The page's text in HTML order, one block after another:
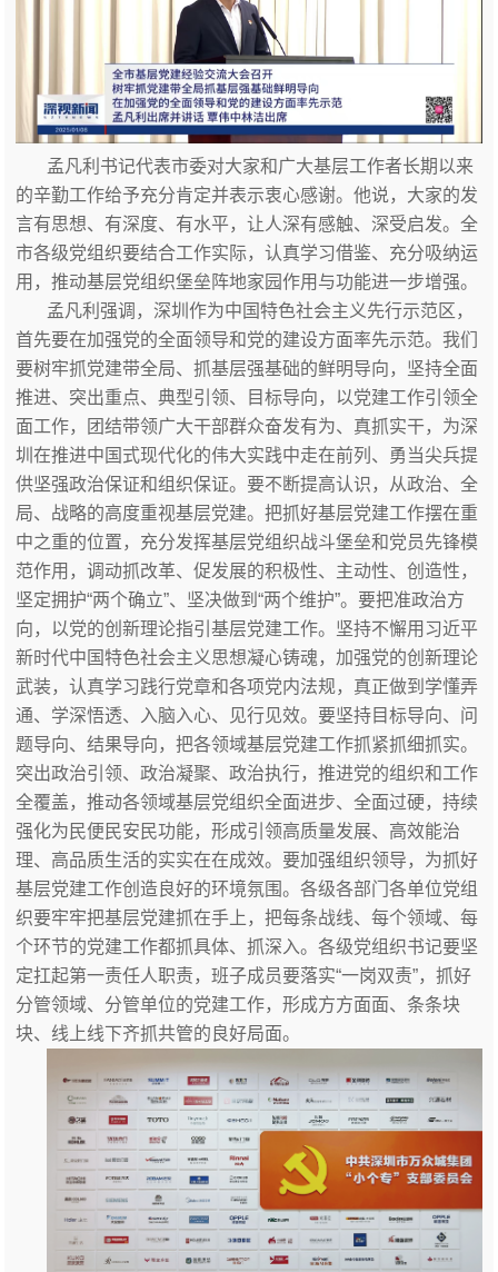
孟凡利书记代表市委对大家和广大基层工作者长期以来
的辛勤工作给予充分肯定并表示衷心感谢。他说，大家的发
言有思想、有深度、有水平，让人深有感触、深受启发。全
市各级党组织要结合工作实际，认真学习借鉴、充分吸纳运
用，推动基层党组织堡垒阵地家园作用与功能进一步增强。
孟凡利强调，深圳作为中国特色社会主义先行示范区，
首先要在加强党的全面领导和党的建设方面率先示范。我们
要树牢抓党建带全局、抓基层强基础的鲜明导向，坚持全面
推进、突出重点、典型引领、目标导向，以党建工作引领全
面工作，团结带领广大干部群众奋发有为、真抓实干，为深
圳在推进中国式现代化的伟大实践中走在前列、勇当尖兵提
供坚强政治保证和组织保证。要不断提高认识，从政治、全
局、战略的高度重视基层党建。把抓好基层党建工作摆在重
中之重的位置，充分发挥基层党组织战斗堡垒和党员先锋模
范作用，调动抓改革、促发展的积极性、主动性、创造性，
坚定拥护“两个确立”、坚决做到“两个维护”。要把准政治方
向，以党的创新理论指引基层党建工作。坚持不懈用习近平
新时代中国特色社会主义思想凝心铸魂，加强党的创新理论
武装，认真学习践行党章和各项党内法规，真正做到学懂弄
通、学深悟透、入脑入心、见行见效。要坚持目标导向、问
题导向、结果导向，把各领域基层党建工作抓紧抓细抓实。
突出政治引领、政治凝聚、政治执行，推进党的组织和工作
全覆盖，推动各领域基层党组织全面进步、全面过硬，持续
强化为民便民安民功能，形成引领高质量发展、高效能治
理、高品质生活的实实在在成效。要加强组织领导，为抓好
基层党建工作创造良好的环境氛围。各级各部门各单位党组
织要牢牢把基层党建抓在手上，把每条战线、每个领域、每
个环节的党建工作都抓具体、抓深入。各级党组织书记要坚
定扛起第一责任人职责，班子成员要落实“一岗双责”，抓好
分管领域、分管单位的党建工作，形成方方面面、条条块
块、线上线下齐抓共管的良好局面。